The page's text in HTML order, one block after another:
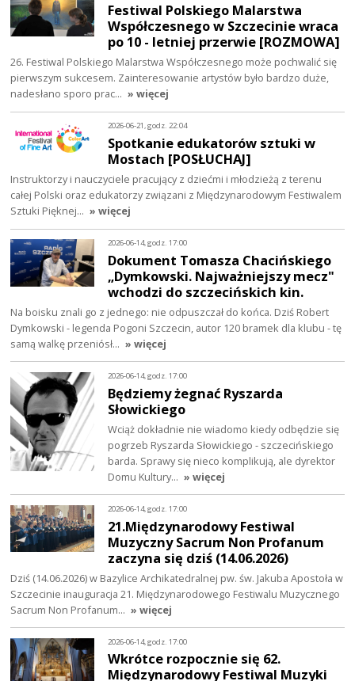
Festiwal Polskiego Malarstwa
Współczesnego w Szczecinie wraca
po 10 - letniej przerwie [ROZMOWA]
26. Festiwal Polskiego Malarstwa Współczesnego może pochwalić się
pierwszym sukcesem. Zainteresowanie artystów było bardzo duże,
nadesłano sporo prac… » więcej
2026-06-21, godz. 22:04
Spotkanie edukatorów sztuki w
Mostach [POSŁUCHAJ]
Instruktorzy i nauczyciele pracujący z dziećmi i młodzieżą z terenu
całej Polski oraz edukatorzy związani z Międzynarodowym Festiwalem
Sztuki Pięknej… » więcej
2026-06-14, godz. 17:00
Dokument Tomasza Chacińskiego
„Dymkowski. Najważniejszy mecz"
wchodzi do szczecińskich kin.
Na boisku znali go z jednego: nie odpuszczał do końca. Dziś Robert
Dymkowski - legenda Pogoni Szczecin, autor 120 bramek dla klubu - tę
samą walkę przeniósł… » więcej
2026-06-14, godz. 17:00
Będziemy żegnać Ryszarda
Słowickiego
Wciąż dokładnie nie wiadomo kiedy odbędzie się
pogrzeb Ryszarda Słowickiego - szczecińskiego
barda. Sprawy się nieco komplikują, ale dyrektor
Domu Kultury… » więcej
2026-06-14, godz. 17:00
21.Międzynarodowy Festiwal
Muzyczny Sacrum Non Profanum
zaczyna się dziś (14.06.2026)
Dziś (14.06.2026) w Bazylice Archikatedralnej pw. św. Jakuba Apostoła w
Szczecinie inauguracja 21. Międzynarodowego Festiwalu Muzycznego
Sacrum Non Profanum… » więcej
2026-06-14, godz. 17:00
Wkrótce rozpocznie się 62.
Międzynarodowy Festiwal Muzyki